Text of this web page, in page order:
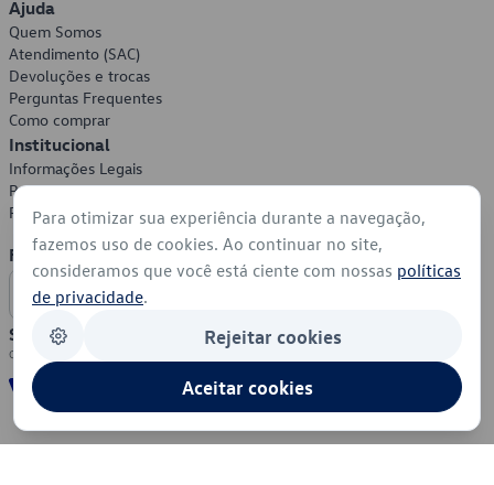
Ajuda
Quem Somos
Atendimento (SAC)
Devoluções e trocas
Perguntas Frequentes
Como comprar
Institucional
Informações Legais
Política de Privacidade
Política de Cookies
Formas de Pagamento
Segurança
Para otimizar sua experiência durante a navegação,
fazemos uso de cookies. Ao continuar no site,
consideramos que você está ciente com nossas políticas
de privacidade.
Rejeitar cookies
Aceitar cookies